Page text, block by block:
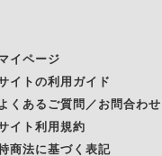
イページ
イトの利用ガイド
くあるご質問／お問合わせ
イト利用規約
商法に基づく表記